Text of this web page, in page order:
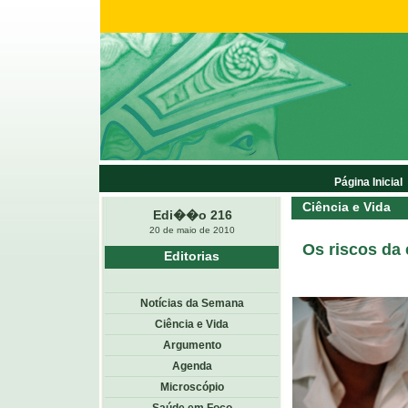
Edi��o 216
20 de maio de 2010
Ciência e Vida
Os riscos da
Editorias
Notícias da Semana
Ciência e Vida
Argumento
Agenda
Microscópio
Página Inicial